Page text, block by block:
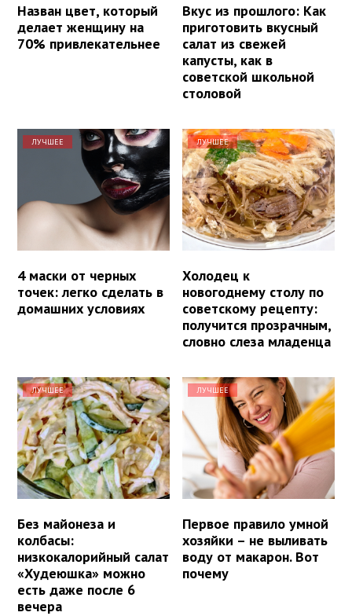
Назван цвет, который
делает женщину на
70% привлекательнее
Вкус из прошлого: Как
приготовить вкусный
салат из свежей
капусты, как в
советской школьной
столовой
ЛУЧШЕЕ
4 маски от черных
точек: легко сделать в
домашних условиях
ЛУЧШЕЕ
Холодец к
новогоднему столу по
советскому рецепту:
получится прозрачным,
словно слеза младенца
ЛУЧШЕЕ
Без майонеза и
колбасы:
низкокалорийный салат
«Худеюшка» можно
есть даже после 6
вечера
ЛУЧШЕЕ
Первое правило умной
хозяйки – не выливать
воду от макарон. Вот
почему